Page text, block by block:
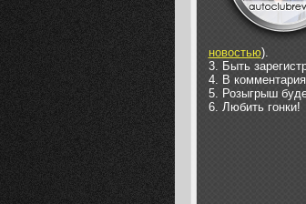
новостью).
3. Быть
4. В
5. Розыгрыш
6. Любить гонки!